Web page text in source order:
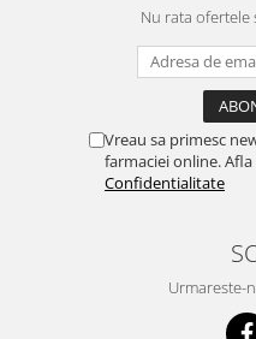
Nu rata
Vreau sa primesc
farmaciei online.
Confidentialitate
Urmareste-